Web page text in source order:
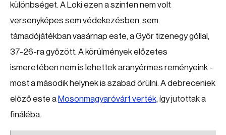
különbséget. A Loki ezen a szinten nem volt
versenyképes sem védekezésben, sem
támadójátékban vasárnap este, a Győr tizenegy góllal,
37-26-ra győzött. A körülmények előzetes
ismeretében nem is lehettek aranyérmes reményeink –
most a második helynek is szabad örülni. A debreceniek
előző este a Mosonmagyaróvárt verték, így jutottak a
fináléba.